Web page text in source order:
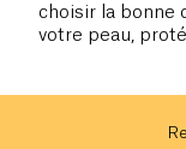
choisir la bonne
votre peau,